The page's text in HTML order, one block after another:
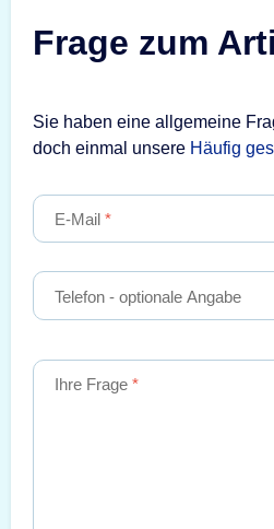
Frage zum
Sie haben eine allgemeine
doch einmal unsere Häufig
E-Mail
Telefon - optionale Angabe
Ihre Frage